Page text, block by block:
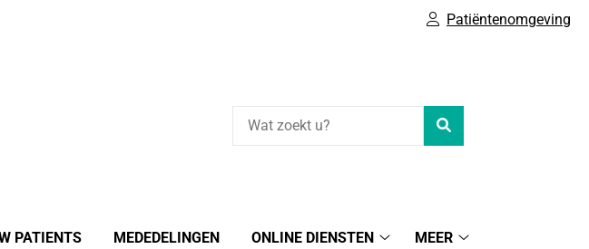
Patiëntenomgeving
PATIENTS MEDEDELINGEN
ONLINE DIENSTEN
MEER